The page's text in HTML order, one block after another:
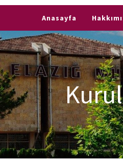
e-
Posta
Öğrenci
İşleri
Otomasyonu
Transkript
Belgesi
Kartlı
Yemek
Sistemi
Öğretim
Elemanı
Ofis
Saatleri
Danışman
Listeleri
Akademik
Takvim
Üniversite
Evi
Anasayfa